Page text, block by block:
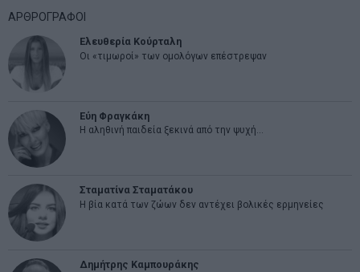
ΑΡΘΡΟΓΡΑΦΟΙ
Ελευθερία Κούρταλη
Οι «τιμωροί» των ομολόγων επέστρεψαν
Εύη Φραγκάκη
Η αληθινή παιδεία ξεκινά από την ψυχή…
Σταματίνα Σταματάκου
Η βία κατά των ζώων δεν αντέχει βολικές ερμηνείες
Δημήτρης Καμπουράκης